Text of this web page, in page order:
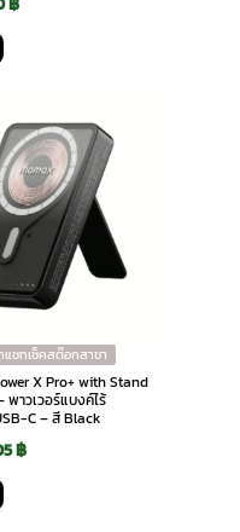
ชทเช็คสต๊อกสาขา
X Pro+ with Stand
าวเวอร์แบงค์ไร้
C – สี Black
฿Current